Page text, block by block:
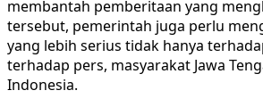
membantah pemberitaan yang
tersebut, pemerintah juga perlu
yang lebih serius tidak hanya
terhadap pers, masyarakat Jawa
Indonesia.